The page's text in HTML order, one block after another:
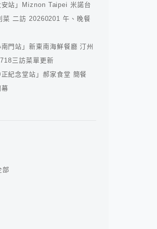
安站」Miznon Taipei 米諾台
菜 二訪 20260201 午、晚餐
南門站」新東南海鮮餐廳 汀州
三訪菜單更新
正紀念堂站」郝家食堂 簡餐
部